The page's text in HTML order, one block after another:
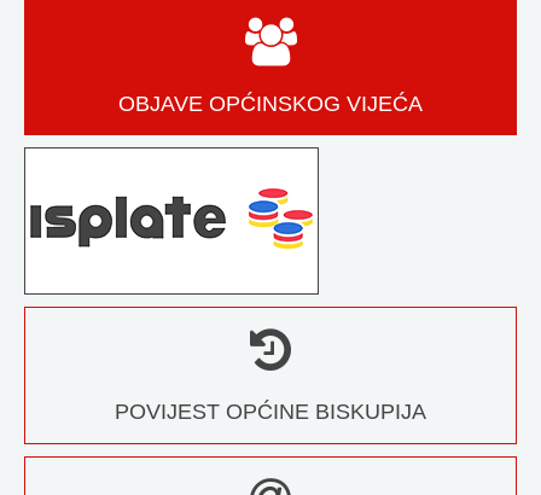
OBJAVE OPĆINSKOG VIJEĆA
POVIJEST OPĆINE BISKUPIJA